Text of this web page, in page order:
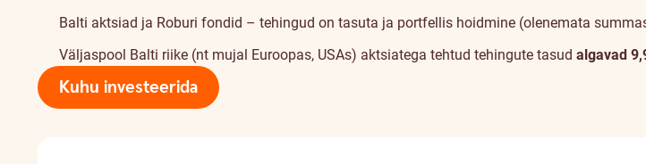
Balti aktsiad ja Roburi fondid – tehingud on tasuta ja portfellis hoidmine (olenemata
Väljaspool Balti riike (nt mujal Euroopas, USAs) aktsiatega tehtud tehingute tasud algavad
Kuhu investeerida